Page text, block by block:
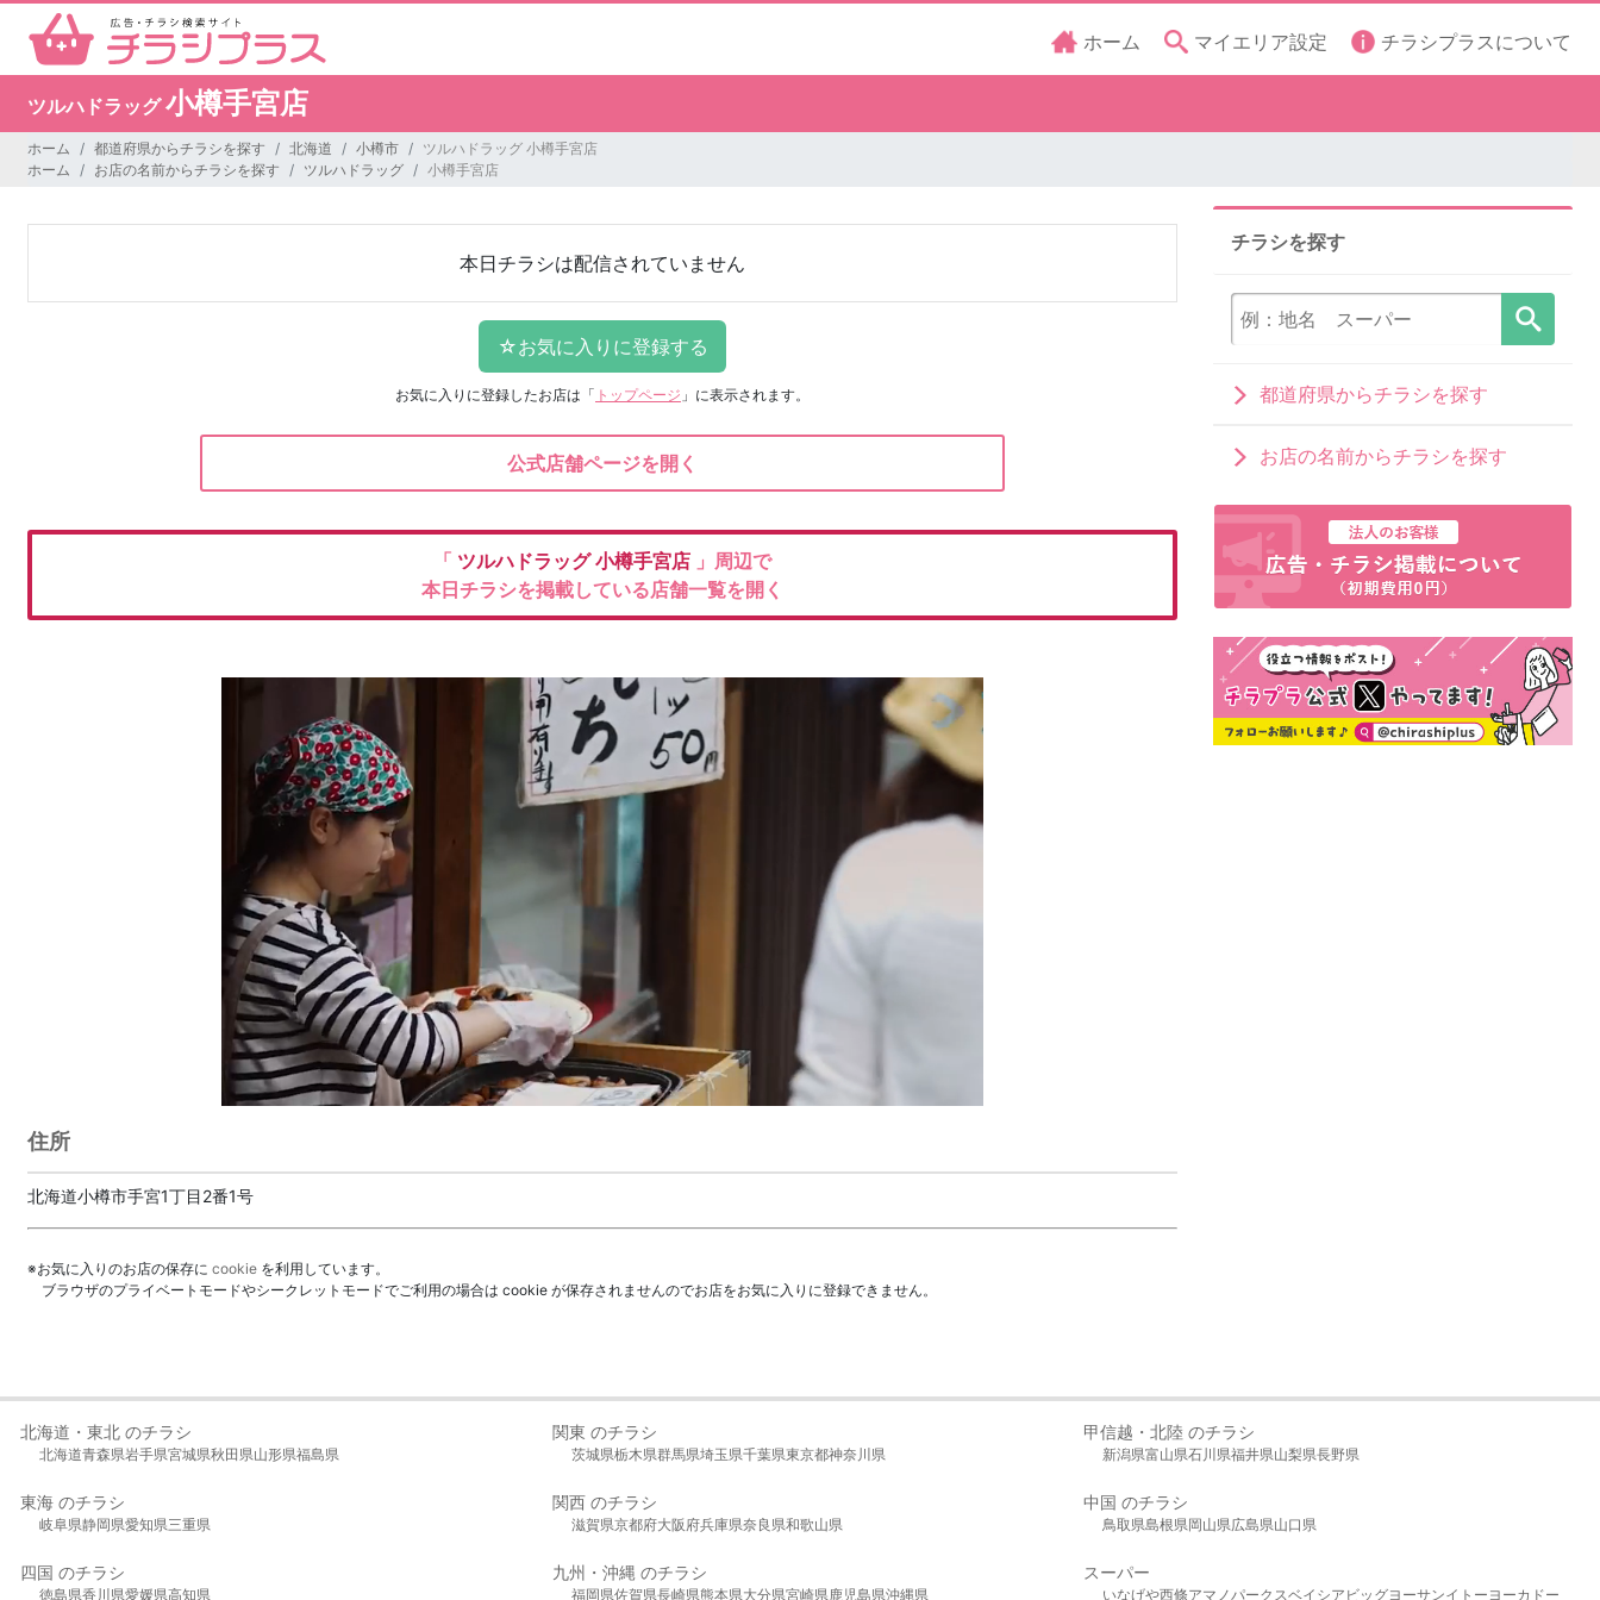
ホーム マイエリア設定 チラシプラスについて
ツルハドラッグ小樽手宮店
ホーム 都道府県からチラシを探す 北海道 小樽市
ツルハドラッグ 小樽手宮店
ホーム
お店の名前からチラシを探す ツルハドラッグ 小樽手宮店
本日チラシは配信されていません
お気に入りに登録したお店は 「 トップページ 」に表示されます。
公式店舗ページを開く
「 ツルハドラッグ小樽手宮店 」周辺で
本日チラシを掲載している店舗一覧を開く
住所
北海道小樽市手宮1丁目2番1号
※お気に入りのお店の保存に cookie を利用しています。
ブラウザのプライベートモードやシークレットモードでご利用の場合は cookie が保存されませんのでお店をお気に入りに登録できません。
チラシを探す
都道府県からチラシを探す
お店の名前からチラシを探す
北海道・東北 のチラシ
北海道青森県岩手県宮城県秋田県山形県福島県
関東 のチラシ
茨城県栃木県群馬県埼玉県千葉県東京都神奈川県
甲信越・北陸 のチラシ
新潟県富山県石川県福井県山梨県長野県
東海 のチラシ
岐阜県静岡県愛知県三重県
関西 のチラシ
滋賀県京都府大阪府兵庫県奈良県和歌山県
中国 のチラシ
鳥取県島根県岡山県広島県山口県
四国 のチラシ
徳島県香川県愛媛県高知県
九州・沖縄 のチラシ
福岡県佐賀県長崎県熊本県大分県宮崎県鹿児島県沖縄県
スーパー
いなげや西條アマノパークスベイシア ビッグヨーサンイトーヨーカドー